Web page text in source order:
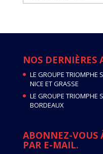
PAR
NOS DERNIÈRES
LE GROUPE TRIOMPHE
NICE ET GRASSE
LE GROUPE TRIOMPHE
BORDEAUX
ABONNEZ-VOUS
PAR E-MAIL.